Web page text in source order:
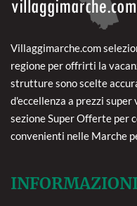
Villaggimarche.com
regione per offrirti la
strutture sono scelte
d'eccellenza a prezzi
sezione Super Offerte per
convenienti nelle Marche